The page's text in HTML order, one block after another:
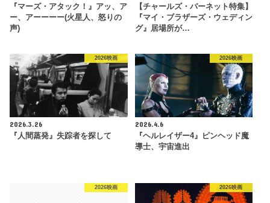
『マーズ・アタック！』アッ、ア
ー、アーーーー(火星人、怒りの
声)
【チャールズ・バーネット特集】
『マイ・ブラザーズ・ウェディン
グ』居場所が…
2026映画
2026.3.26
『人間蒸発』失踪者を探して
2026映画
2026.4.6
『ヘルレイザー4』ピンヘッド魔
導士、宇宙進出
2026映画 2026映画